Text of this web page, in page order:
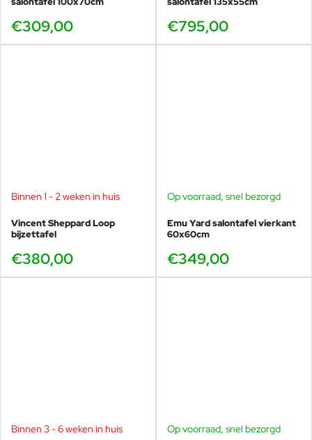
€309,00 €795,00
Binnen 1 - 2 weken in huis
Vincent Sheppard Loop
bijzettafel
€380,00
Op voorraad, snel bezorgd
Emu Yard salontafel vierkant
60x60cm
€349,00
-17%
Binnen 3 - 6 weken in huis Op voorraad, snel bezorgd